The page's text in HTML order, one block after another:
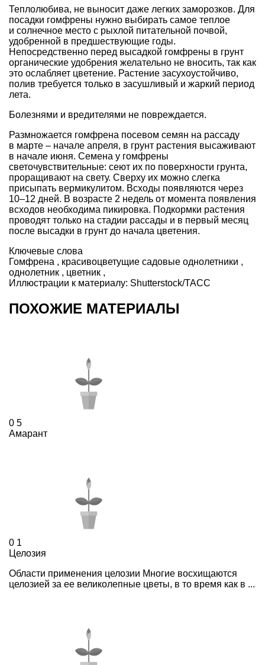
Теплолюбива, не выносит даже легких заморозков. Для
посадки гомфрены нужно выбирать самое те­плое
и солнечное место с рыхлой пита­тельной почвой,
удобренной в предше­ствующие годы.
Непосредственно перед высадкой гомфрены в грунт
органические удобре­ния желательно не вносить, так как
это ослабляет цветение. Растение засухоу­стойчиво,
полив требуется только в за­сушливый и жаркий период
лета.
Болез­нями и вредителями не повреждается.
Размножается гомфрена посевом семян на рас­саду
в марте – начале апреля, в грунт растения высаживают
в начале июня. Семена у гомфрены
светочувствительные: сеют их по поверхности грунта,
проращи­вают на свету. Сверху их можно слегка
присыпать вермикулитом. Всходы по­являются через
10–12 дней. В возрасте 2 недель от момента появления
всходов необходима пикировка. Подкормки рас­тения
проводят только на стадии рас­сады и в первый месяц
после высадки в грунт до начала цветения.
Ключевые слова
Гомфрена , красивоцветущие садовые однолетники ,
однолетник , цветник ,
Иллюстрации к материалу: Shutterstock/ТАСС
ПОХОЖИЕ МАТЕРИАЛЫ
0 5
Амарант
0 1
Целозия
Области применения целозии Многие восхищаются
целозией за ее великолепные цветы, в то время как в ...